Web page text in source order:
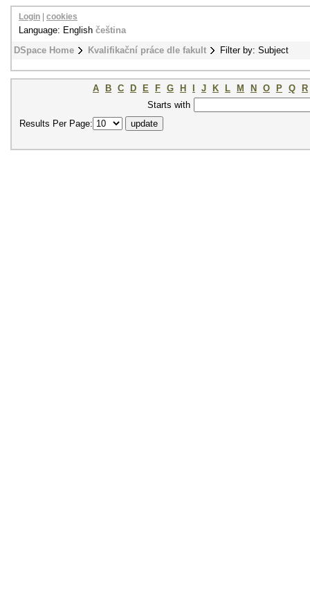
DSpace Home Kvalifikační práce dle fakult Filter by: Subject
Login cookies
Language: English čeština
A B C D E F G H J K L M N O P Q
R
Starts with
Results Per Page: